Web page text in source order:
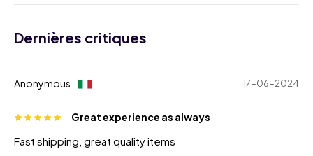
Dernières critiques
Anonymous 17-06-2024
Great experience as always
Fast shipping, great quality items